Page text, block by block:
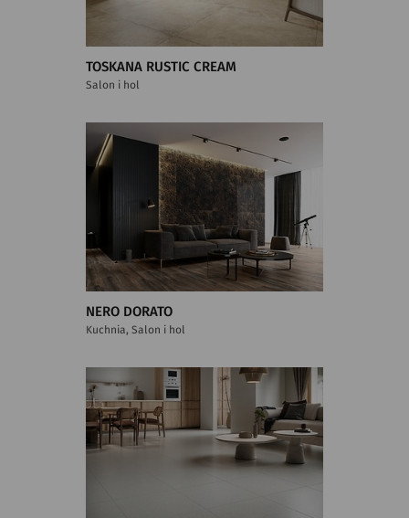
TOSKANA RUSTIC CREAM
Salon i hol
NERO DORATO
Kuchnia, Salon i hol